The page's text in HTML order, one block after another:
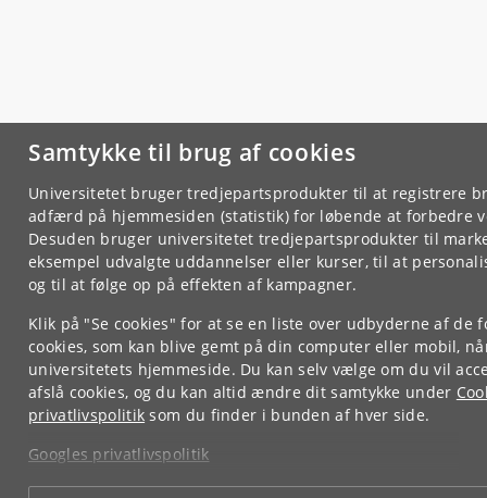
Samtykke til brug af cookies
Universitetet bruger tredjepartsprodukter til at registrere
adfærd på hjemmesiden (statistik) for løbende at forbedre
Desuden bruger universitetet tredjepartsprodukter til
eksempel udvalgte uddannelser eller kurser, til at
og til at følge op på effekten af kampagner.
Klik på "Se cookies" for at se en liste over udbyderne af de
cookies, som kan blive gemt på din computer eller mobil,
universitetets hjemmeside. Du kan selv vælge om du vil
afslå cookies, og du kan altid ændre dit samtykke under
privatlivspolitik som du finder i bunden af hver side.
Googles privatlivspolitik